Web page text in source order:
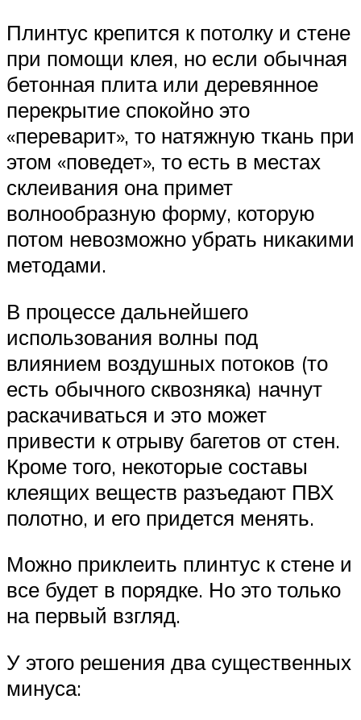
Плинтус крепится к потолку и стене
при помощи клея, но если обычная
бетонная плита или деревянное
перекрытие спокойно это
«переварит», то натяжную ткань при
этом «поведет», то есть в местах
склеивания она примет
волнообразную форму, которую
потом невозможно убрать никакими
методами.
В процессе дальнейшего
использования волны под
влиянием воздушных потоков (то
есть обычного сквозняка) начнут
раскачиваться и это может
привести к отрыву багетов от стен.
Кроме того, некоторые составы
клеящих веществ разъедают ПВХ
полотно, и его придется менять.
Можно приклеить плинтус к стене и
все будет в порядке. Но это только
на первый взгляд.
У этого решения два существенных
минуса: